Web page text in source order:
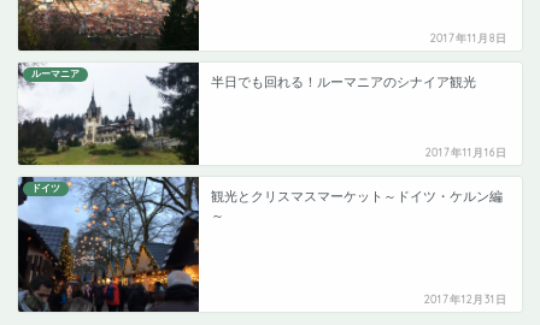
2017年11月8日
ルーマニア
半日でも回れる！ルーマニアのシナイア観光
2017年11月16日
ドイツ
観光とクリスマスマーケット～ドイツ・ケルン編
～
2017年12月31日